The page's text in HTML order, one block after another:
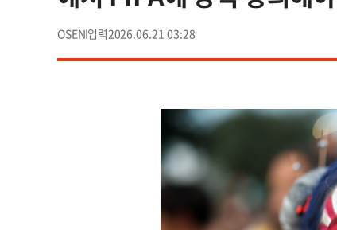
OSEN 2026.06.21 03:28